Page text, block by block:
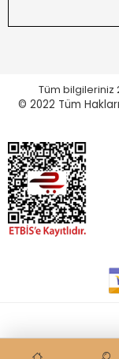
Tüm bilgileriniz
© 2022 Tüm